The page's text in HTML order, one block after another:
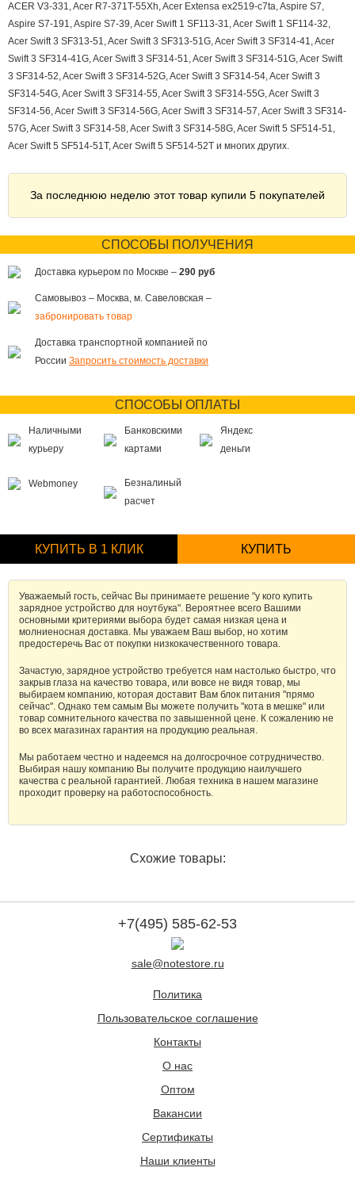
ACER V3-331, Acer R7-371T-55Xh, Acer Extensa ex2519-c7ta, Aspire S7,
Aspire S7-191, Aspire S7-39, Acer Swift 1 SF113-31, Acer Swift 1 SF114-32,
Acer Swift 3 SF313-51, Acer Swift 3 SF313-51G, Acer Swift 3 SF314-41, Acer
Swift 3 SF314-41G, Acer Swift 3 SF314-51, Acer Swift 3 SF314-51G, Acer Swift
3 SF314-52, Acer Swift 3 SF314-52G, Acer Swift 3 SF314-54, Acer Swift 3
SF314-54G, Acer Swift 3 SF314-55, Acer Swift 3 SF314-55G, Acer Swift 3
SF314-56, Acer Swift 3 SF314-56G, Acer Swift 3 SF314-57, Acer Swift 3 SF314-
57G, Acer Swift 3 SF314-58, Acer Swift 3 SF314-58G, Acer Swift 5 SF514-51,
Acer Swift 5 SF514-51T, Acer Swift 5 SF514-52T и многих других.
За последнюю неделю этот товар купили 5 покупателей
СПОСОБЫ ПОЛУЧЕНИЯ
Доставка курьером по Москве – 290 руб
Самовывоз – Москва, м. Савеловская –
забронировать товар
Доставка транспортной компанией по
России Запросить стоимость доставки
СПОСОБЫ ОПЛАТЫ
Наличными
курьеру
Банковскими
картами
Яндекс
деньги
Webmoney
Безналиный
расчет
КУПИТЬ В 1 КЛИК КУПИТЬ
Уважаемый гость, сейчас Вы принимаете решение "у кого купить
зарядное устройство для ноутбука". Вероятнее всего Вашими
основными критериями выбора будет самая низкая цена и
молниеносная доставка. Мы уважаем Ваш выбор, но хотим
предостеречь Вас от покупки низкокачественного товара.
Зачастую, зарядное устройство требуется нам настолько быстро, что
закрыв глаза на качество товара, или вовсе не видя товар, мы
выбираем компанию, которая доставит Вам блок питания "прямо
сейчас". Однако тем самым Вы можете получить "кота в мешке" или
товар сомнительного качества по завышенной цене. К сожалению не
во всех магазинах гарантия на продукцию реальная.
Мы работаем честно и надеемся на долгосрочное сотрудничество.
Выбирая нашу компанию Вы получите продукцию наилучшего
качества с реальной гарантией. Любая техника в нашем магазине
проходит проверку на работоспособность.
Схожие товары:
+7(495) 585-62-53
sale@notestore.ru
Политика
Пользовательское соглашение
Контакты
О нас
Оптом
Вакансии
Сертификаты
Наши клиенты